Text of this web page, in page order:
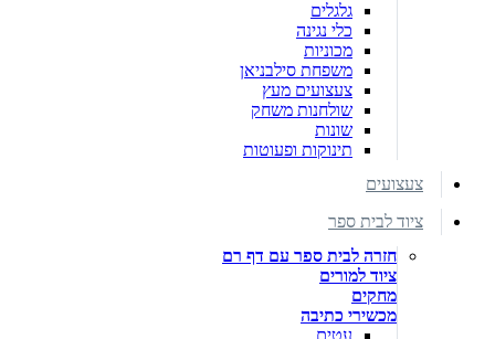
גלגלים
כלי נגינה
מכוניות
משפחת סילבניאן
צעצועים מעץ
שולחנות משחק
שונות
תינוקות ופעוטות
צעצועים
ציוד לבית ספר
חזרה לבית ספר עם דף רם
ציוד למורים
מחקים
מכשירי כתיבה
עטים